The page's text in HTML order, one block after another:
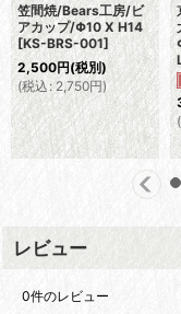
笠間焼/Bears工房/ビ
アカップ/Φ10 X H14
[KS-BRS-001]
2,500円(税別)
(税込 : 2,750円)
(
レビュー
0件のレビュー